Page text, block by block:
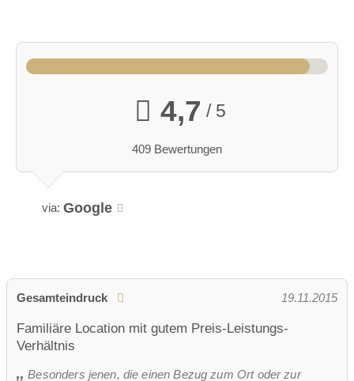
4,7 / 5
409 Bewertungen
via: Google
Gesamteindruck 19.11.2015
Familiäre Location mit gutem Preis-Leistungs-
Verhältnis
Besonders jenen, die einen Bezug zum Ort oder zur